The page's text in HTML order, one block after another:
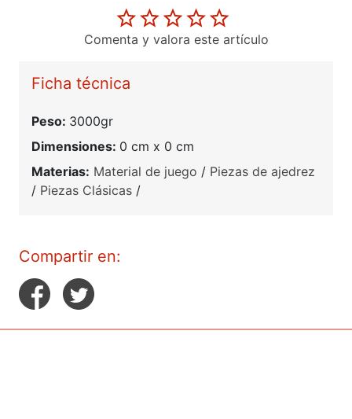
Comenta y valora este artículo
Ficha técnica
Peso: 3000gr
Dimensiones: 0 cm x 0 cm
Materias: Material de juego / Piezas de ajedrez
/ Piezas Clásicas /
Compartir en: